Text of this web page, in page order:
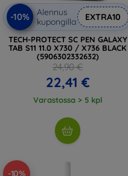
-10%
Alennus
kupongilla
EXTRA10
TECH-PROTECT SC PEN GALAXY
TAB S11 11.0 X730 / X736 BLACK
(5906302332632)
24,90 €
22,41 €
Varastossa > 5 kpl
-10%